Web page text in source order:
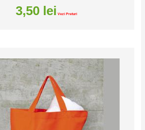
3,50 lei Vezi Preturi